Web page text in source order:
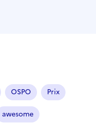
OSPO Prix
awesome